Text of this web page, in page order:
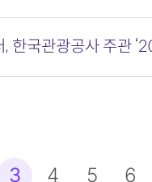
한국관광공사 주관
3 4 5 6